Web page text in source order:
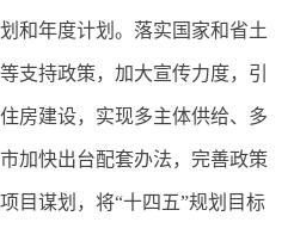
和年度计划。落实国家和省土
支持政策，加大宣传力度，引
房建设，实现多主体供给、多
加快出台配套办法，完善政策
目谋划，将“十四五”规划目标